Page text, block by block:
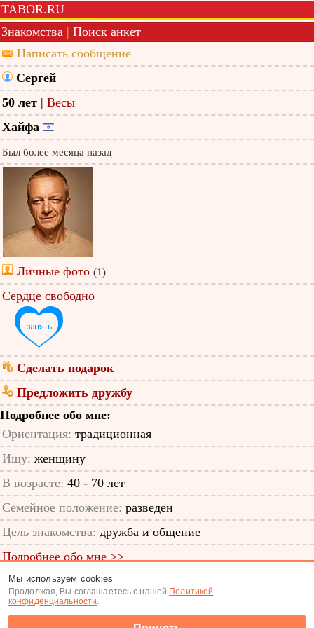
TABOR.RU
Знакомства | Поиск анкет
Написать сообщение
Сергей
50 лет | Весы
Хайфа
Был более месяца назад
Личные фото (1)
Сердце свободно
Сделать подарок
Предложить дружбу
Подробнее обо мне:
Ориентация: традиционная
Ищу: женщину
В возрасте: 40 - 70 лет
Семейное положение: разведен
Цель знакомства: дружба и общение
Подробнее обо мне >>
ID анкеты: 64962506
Знакомства|Поиск анкет
Мы используем cookies
Продолжая, Вы соглашаетесь с нашей Политикой
конфиденциальности.